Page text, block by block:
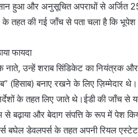
हुआ और अनुसूचित अपराधों से अर्जित
तहत की गई जाँच से पता चला है कि
फायदा
उन्हें शराब सिंडिकेट का नियंत्रक और
(हिसाब) बनाए रखने के लिए
के तहत लिए जाते थे।ईडी की जाँच से
से बढ़ाया और बेदाग संपत्ति के रूप में पेश
बघेल डेवलपर्स के तहत अपनी रियल